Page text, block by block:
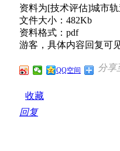
资料为[技术评估]城市
文件大小：482Kb
资料格式：pdf
游客，具体内容回复可
分享
QQ空间
收藏
回复